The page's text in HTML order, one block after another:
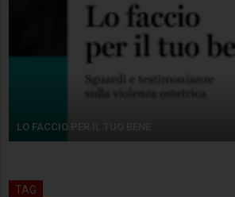
LO FACCIO PER IL TUO BENE
TAG